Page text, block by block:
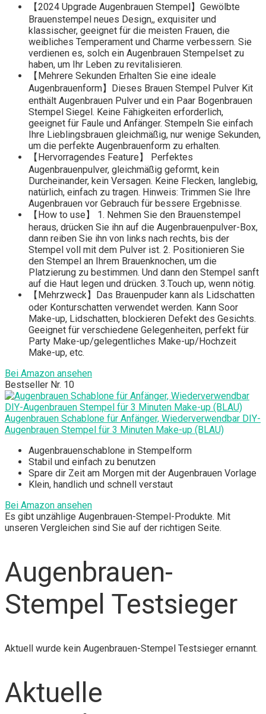
【2024 Upgrade Augenbrauen Stempel】Gewölbte
Brauenstempel neues Design,, exquisiter und
klassischer, geeignet für die meisten Frauen, die
weibliches Temperament und Charme verbessern. Sie
verdienen es, solch ein Augenbrauen Stempelset zu
haben, um Ihr Leben zu revitalisieren.
【Mehrere Sekunden Erhalten Sie eine ideale
Augenbrauenform】Dieses Brauen Stempel Pulver Kit
enthält Augenbrauen Pulver und ein Paar Bogenbrauen
Stempel Siegel. Keine Fähigkeiten erforderlich,
geeignet für Faule und Anfänger. Stempeln Sie einfach
Ihre Lieblingsbrauen gleichmäßig, nur wenige Sekunden,
um die perfekte Augenbrauenform zu erhalten.
【Hervorragendes Feature】 Perfektes
Augenbrauenpulver, gleichmäßig geformt, kein
Durcheinander, kein Versagen. Keine Flecken, langlebig,
natürlich, einfach zu tragen. Hinweis: Trimmen Sie Ihre
Augenbrauen vor Gebrauch für bessere Ergebnisse.
【How to use】 1. Nehmen Sie den Brauenstempel
heraus, drücken Sie ihn auf die Augenbrauenpulver-Box,
dann reiben Sie ihn von links nach rechts, bis der
Stempel voll mit dem Pulver ist. 2. Positionieren Sie
den Stempel an Ihrem Brauenknochen, um die
Platzierung zu bestimmen. Und dann den Stempel sanft
auf die Haut legen und drücken. 3.Touch up, wenn nötig.
【Mehrzweck】Das Brauenpuder kann als Lidschatten
oder Konturschatten verwendet werden. Kann Soor
Make-up, Lidschatten, blockieren Defekt des Gesichts.
Geeignet für verschiedene Gelegenheiten, perfekt für
Party Make-up/gelegentliches Make-up/Hochzeit
Make-up, etc.
Bei Amazon ansehen
Bestseller Nr. 10
Augenbrauen Schablone für Anfänger, Wiederverwendbar DIY-
Augenbrauen Stempel für 3 Minuten Make-up (BLAU)
Augenbrauenschablone in Stempelform
Stabil und einfach zu benutzen
Spare dir Zeit am Morgen mit der Augenbrauen Vorlage
Klein, handlich und schnell verstaut
Bei Amazon ansehen
Es gibt unzählige Augenbrauen-Stempel-Produkte. Mit
unseren Vergleichen sind Sie auf der richtigen Seite.
Augenbrauen-
Stempel Testsieger
Aktuell wurde kein Augenbrauen-Stempel Testsieger ernannt.
Aktuelle